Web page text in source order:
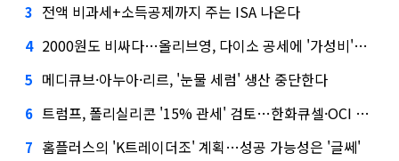
3 전액 비과세+소득공제까지 주는 ISA 나온다
4 2000원도 비싸다…올리브영, 다이소 공세에 '가성비'로 맞불
5 메디큐브·아누아·리르, '눈물 세럼' 생산 중단한다
6 트럼프, 폴리실리콘 '15% 관세' 검토…한화큐셀·OCI 영향은?
7 홈플러스의 'K트레이더조' 계획…성공 가능성은 '글쎄'